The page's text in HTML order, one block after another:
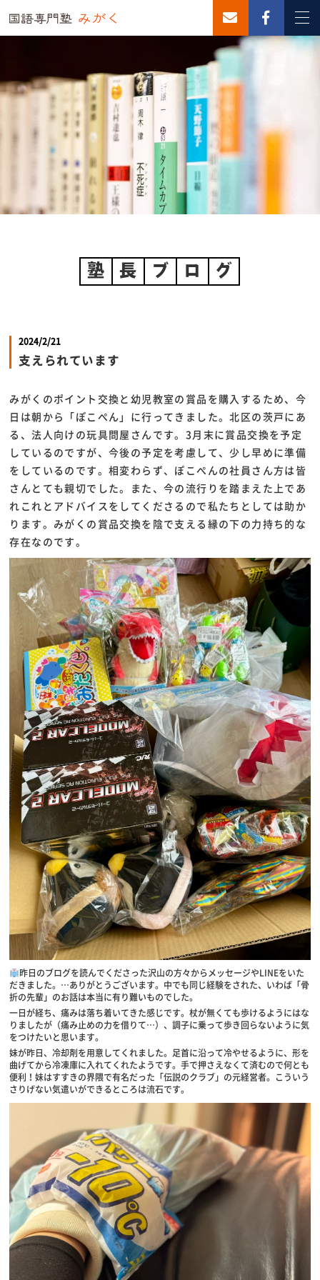
塾 長 ブ ロ グ
2024/2/21
支えられています
みがくのポイント交換と幼児教室の賞品を購入するため、今
日は朝から「ぽこぺん」に行ってきました。北区の茨戸にあ
る、法人向けの玩具問屋さんです。3月末に賞品交換を予定
しているのですが、今後の予定を考慮して、少し早めに準備
をしているのです。相変わらず、ぽこぺんの社員さん方は皆
さんとても親切でした。また、今の流行りを踏まえた上であ
れこれとアドバイスをしてくださるので私たちとしては助か
ります。みがくの賞品交換を陰で支える縁の下の力持ち的な
存在なのです。
昨日のブログを読んでくださった沢山の方々からメッセージやLINEをいた
だきました。…ありがとうございます。中でも同じ経験をされた、いわば「骨
折の先輩」のお話は本当に有り難いものでした。
一日が経ち、痛みは落ち着いてきた感じです。杖が無くても歩けるようにはな
りましたが（痛み止めの力を借りて…）、調子に乗って歩き回らないように気
をつけたいと思います。
妹が昨日、冷却剤を用意してくれました。足首に沿って冷やせるように、形を
曲げてから冷凍庫に入れてくれたようです。手で押さえなくて済むので何とも
便利！妹はすすきの界隈で有名だった「伝説のクラブ」の元経営者。こういう
さりげない気遣いができるところは流石です。